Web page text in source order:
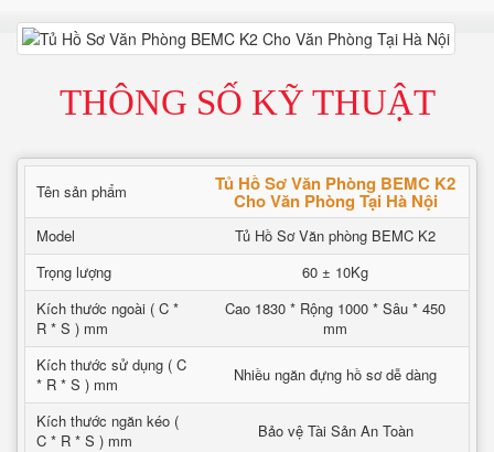
THÔNG SỐ KỸ THUẬT
Tên sản phẩm Tủ Hồ Sơ Văn Phòng BEMC K2
Cho Văn Phòng Tại Hà Nội
Model
Tủ Hồ Sơ Văn phòng BEMC K2
Trọng lượng
60 ± 10Kg
Kích thước ngoài ( C *
R * S ) mm
Cao 1830 * Rộng 1000 * Sâu * 450
mm
Kích thước sử dụng ( C
* R * S ) mm
Nhiều ngăn đựng hồ sơ dễ dàng
Kích thước ngăn kéo (
C * R * S ) mm
Bảo vệ Tài Sản An Toàn